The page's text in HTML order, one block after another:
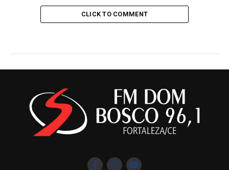
CLICK TO COMMENT